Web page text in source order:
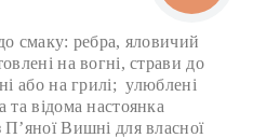
смаку: ребра, яловичий
на вогні, страви до
або на грилі; улюблені
та відома настоянка
Вишні для власної